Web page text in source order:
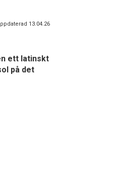
13.04.26
ett latinskt
på det